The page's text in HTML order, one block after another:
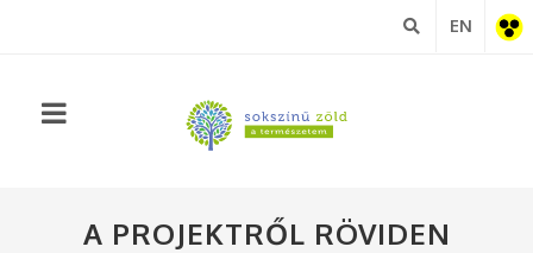
EN
A PROJEKTRŐL RÖVIDEN